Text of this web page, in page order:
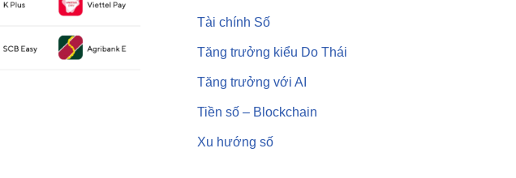
Tài chính Số
Tăng trưởng kiểu Do Thái
Tăng trưởng với AI
Tiền số – Blockchain
Xu hướng số